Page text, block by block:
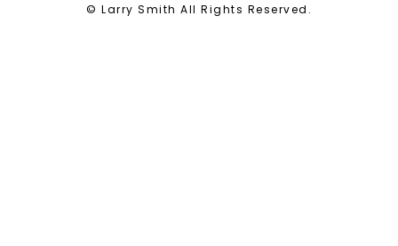
© Larry Smith All Rights Reserved.